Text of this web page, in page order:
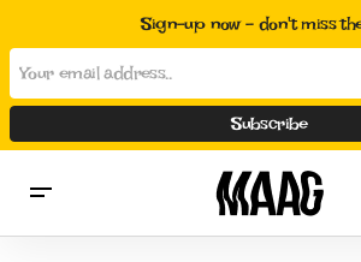
Sign-up now - don't miss